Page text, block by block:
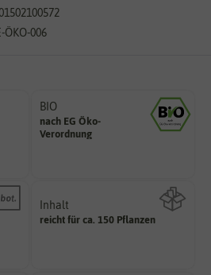
ÖKO-006
BIO
nach EG Öko-
Verordnung
den Richtlinien der biologischen
Landwirtschaft arbeiten.
Inhalt
reicht für ca. 150 Pflanzen
Wie viel ist enthalten